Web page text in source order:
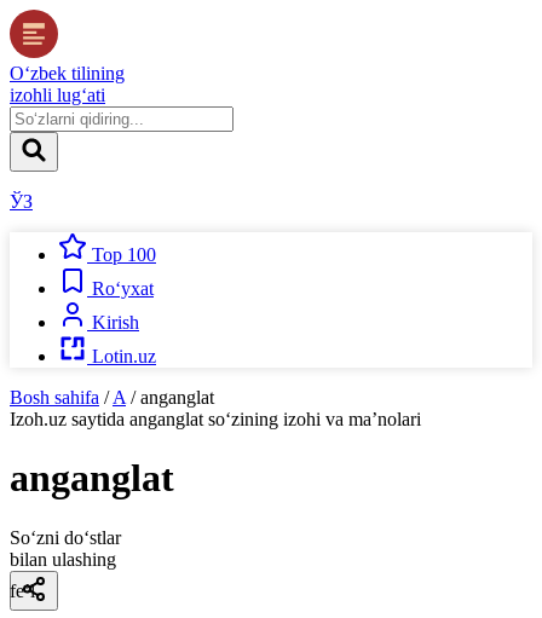
O‘zbek tilining
izohli lug‘ati
ЎЗ
Top 100
Ro‘yxat
Kirish
Lotin.uz
Bosh sahifa / A / anganglat
Izoh.uz saytida anganglat so‘zining izohi va ma’nolari
anganglat
So‘zni do‘stlar
bilan ulashing
fe’l